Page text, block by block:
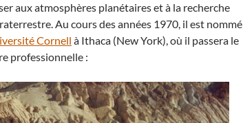
aux atmosphères planétaires et à la recherche
Au cours des années 1970, il est nommé
Cornell à Ithaca (New York), où il passera le
professionnelle :